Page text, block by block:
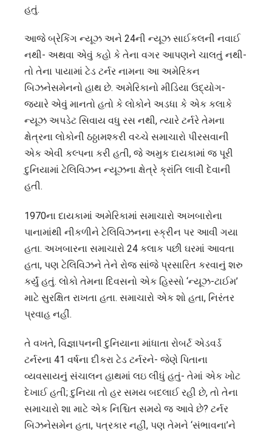
હતું.
આજે બ્રેકિંગ ન્યૂઝ અને 24ની ન્યૂઝ સાઈકલની નવાઈ
નથી- અથવા એવું કહો કે તેના વગર આપણને ચાલતું નથી-
તો તેના પાયામાં ટેડ ટર્નર નામના આ અમેરિકન
બિઝનેસમેનનો હાથ છે. અમેરિકાનો મીડિયા ઉદ્યોગ-
જ્યારે એવું માનતો હતો કે લોકોને અડધા કે એક કલાકે
ન્યૂઝ અપડેટ સિવાય વધુ રસ નથી, ત્યારે ટર્નરે તેમના
ક્ષેત્રના લોકોની ઠઠ્ઠામશ્કરી વચ્ચે સમાચારો પીરસવાની
એક એવી કલ્પના કરી હતી, જે અમુક દાયકામાં જ પૂરી
દુનિયામાં ટેલિવિઝન ન્યૂઝના ક્ષેત્રે ક્રાંતિ લાવી દેવાની
હતી.
1970ના દાયકામાં અમેરિકામાં સમાચારો અખબારોના
પાનામાંથી નીકળીને ટેલિવિઝનના સ્ક્રીન પર આવી ગયા
હતા. અખબારના સમાચારો 24 કલાક પછી ઘરમાં આવતા
હતા, પણ ટેલિવિઝને તેને રોજ સાંજે પ્રસારિત કરવાનું શરુ
કર્યું હતું. લોકો તેમના દિવસનો એક હિસ્સો ‘ન્યૂઝ-ટાઈમ’
માટે સુરક્ષિત રાખતા હતા. સમાચારો એક શો હતા, નિરંતર
પ્રવાહ નહીં.
તે વખતે, વિજ્ઞાપનની દુનિયાના માંધાતા રોબર્ટ એડવર્ડ
ટર્નરના 41 વર્ષના દીકરા ટેડ ટર્નરને- જેણે પિતાના
વ્યવસાયનું સંચાલન હાથમાં લઇ લીધું હતું- તેમાં એક ખોટ
દેખાઈ હતી; દુનિયા તો હર સમય બદલાઈ રહી છે, તો તેના
સમાચારો શા માટે એક નિશ્ચિત સમયે જ આવે છે? ટર્નર
બિઝનેસમેન હતા, પત્રકાર નહીં, પણ તેમને ‘સંભાવના’ને